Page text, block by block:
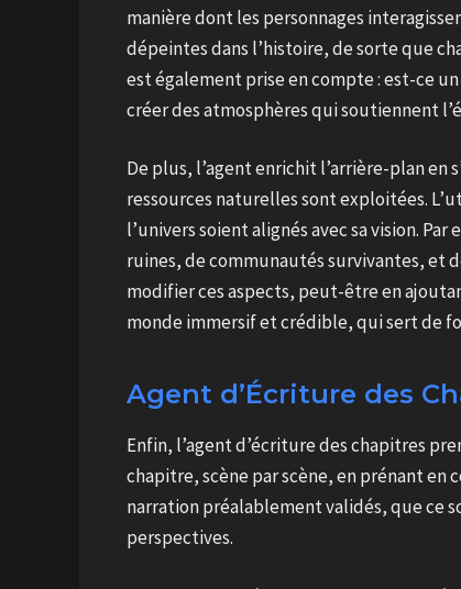
manière dont les personnages
dépeintes dans l’histoire, de sorte que
est également prise en compte : est-ce
créer des atmosphères qui soutiennent
De plus, l’agent enrichit l’arrière-plan en
ressources naturelles sont exploitées.
l’univers soient alignés avec sa vision.
ruines, de communautés survivantes, et
modifier ces aspects, peut-être en
monde immersif et crédible, qui sert de
Agent d’Écriture des
Enfin, l’agent d’écriture des chapitres
chapitre, scène par scène, en prénant
narration préalablement validés, que ce
perspectives.